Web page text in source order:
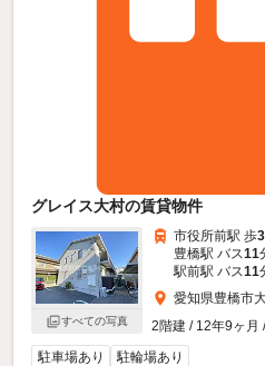
グレイス大村の賃貸物件
すべての写真
市役所前駅 歩
豊橋駅 バス11
駅前駅 バス11
愛知県豊橋市
2階建 / 12年9ヶ月
駐車場あり
駐輪場あり